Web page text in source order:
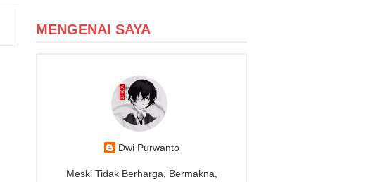
MENGENAI SAYA
Dwi Purwanto
Meski Tidak Berharga, Bermakna,